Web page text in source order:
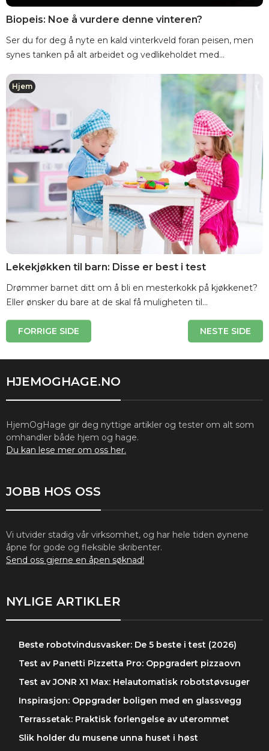
Biopeis: Noe å vurdere denne vinteren?
Ser du for deg å nyte en kald vinterkveld foran peisen, men
synes tanken på alt arbeidet og vedlikeholdet med...
Lekekjøkken til barn: Disse er best i test
Drømmer barnet ditt om å bli en mesterkokk på kjøkkenet?
Eller ønsker du bare at de skal få muligheten til...
Hjem
Posts
NESTE SIDE
FORRIGE SIDE
HJEMOGHAGE.NO
HjemOgHage gir deg nyttige artikler og tester om alt som
omhandler både hjem og hage.
Du kan lese mer om oss her.
JOBB HOS OSS
Vi utvider stadig vår virksomhet, og har hele tiden øynene
åpne for gode og fleksible skribenter.
Send oss gjerne en åpen søknad!
NYLIGE ARTIKLER
Beste robotvindusvasker: De 5 beste i test (2026)
Test av Panetti Pizzetta Pro: Oppgradert pizzaovn
Test av JONR X1 Max: Helautomatisk robotstøvsuger
Inspirasjon: Oppgrader boligen med en glassvegg
Terrassetak: Praktisk forlengelse av uterommet
Slik holder du musene unna huset i høst